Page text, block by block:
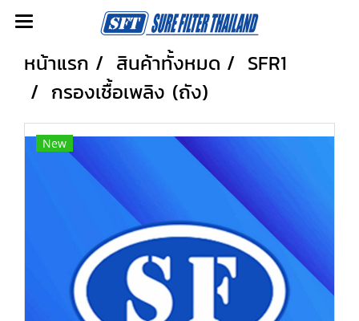
หน้าแรก สินค้าทั้งหมด
SFR1
กรองเชื้อเพลิง (ถัง)
New